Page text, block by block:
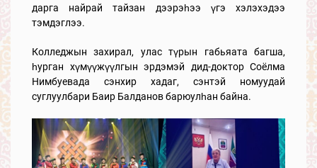
дарга найрай тайзан дээрэһээ үгэ хэлэхэдээ
тэмдэглээ.
Колледжын захирал, улас түрын габьяата багша,
һурган хүмүүжүүлгын эрдэмэй дид-доктор Соёлма
Нимбуевада сэнхир хадаг, сэнтэй номуудай
суглуулбари Баир Балданов барюулһан байна.